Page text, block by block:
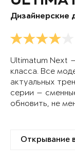
Дизайнерские
Ultimatum Next
класса. Все
актуальных
серии —
обновить, не